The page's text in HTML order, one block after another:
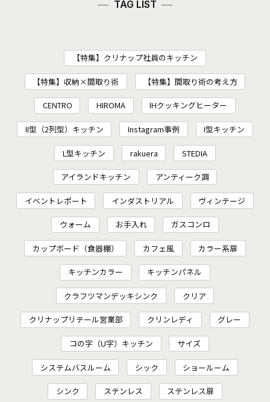
TAG LIST
【特集】クリナップ社員のキッチン
【特集】収納×間取り術 【特集】間取り術の考え方
CENTRO HIROMA IHクッキングヒーター
II型（2列型）キッチン Instagram事例 I型キッチン
L型キッチン rakuera STEDIA
アイランドキッチン アンティーク調
イベントレポート インダストリアル ヴィンテージ
ウォーム お手入れ ガスコンロ
カップボード（食器棚） カフェ風 カラー系扉
キッチンカラー キッチンパネル
クラフツマンデッキシンク クリア
クリナップリテール営業部 クリンレディ グレー
コの字（U字）キッチン サイズ
システムバスルーム シック ショールーム
シンク ステンレス ステンレス扉